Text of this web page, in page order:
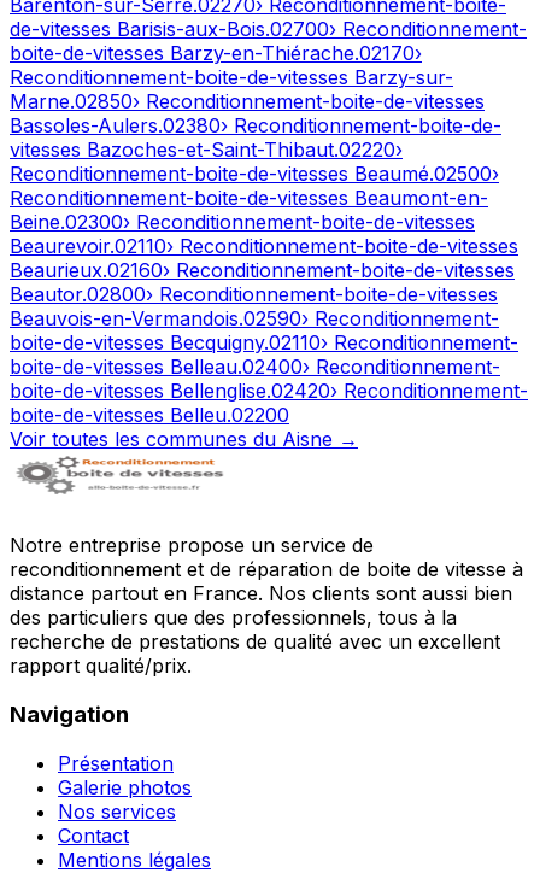
Barenton-sur-Serre.02270› Reconditionnement-boite-
de-vitesses Barisis-aux-Bois.02700› Reconditionnement-
boite-de-vitesses Barzy-en-Thiérache.02170›
Reconditionnement-boite-de-vitesses Barzy-sur-
Marne.02850› Reconditionnement-boite-de-vitesses
Bassoles-Aulers.02380› Reconditionnement-boite-de-
vitesses Bazoches-et-Saint-Thibaut.02220›
Reconditionnement-boite-de-vitesses Beaumé.02500›
Reconditionnement-boite-de-vitesses Beaumont-en-
Beine.02300› Reconditionnement-boite-de-vitesses
Beaurevoir.02110› Reconditionnement-boite-de-vitesses
Beaurieux.02160› Reconditionnement-boite-de-vitesses
Beautor.02800› Reconditionnement-boite-de-vitesses
Beauvois-en-Vermandois.02590› Reconditionnement-
boite-de-vitesses Becquigny.02110› Reconditionnement-
boite-de-vitesses Belleau.02400› Reconditionnement-
boite-de-vitesses Bellenglise.02420› Reconditionnement-
boite-de-vitesses Belleu.02200
Voir toutes les communes du Aisne →
Notre entreprise propose un service de
reconditionnement et de réparation de boite de vitesse à
distance partout en France. Nos clients sont aussi bien
des particuliers que des professionnels, tous à la
recherche de prestations de qualité avec un excellent
rapport qualité/prix.
Navigation
Présentation
Galerie photos
Nos services
Contact
Mentions légales